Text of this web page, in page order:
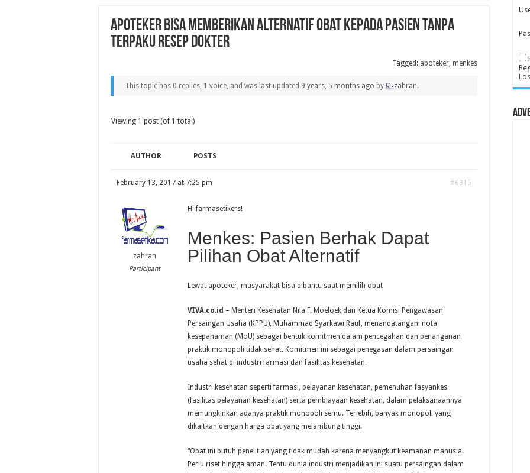
Apoteker Bisa Memberikan Alternatif Obat Kepada Pasien Tanpa
Terpaku Resep Dokter
Tagged: apoteker, menkes
This topic has 0 replies, 1 voice, and was last updated 9 years, 5 months ago by zahran.
Viewing 1 post (of 1 total)
AUTHOR POSTS
February 13, 2017 at 7:25 pm #6315
zahran
Participant
Hi farmasetikers!
Menkes: Pasien Berhak Dapat
Pilihan Obat Alternatif
Lewat apoteker, masyarakat bisa dibantu saat memilih obat
VIVA.co.id – Menteri Kesehatan Nila F. Moeloek dan Ketua Komisi Pengawasan
Persaingan Usaha (KPPU), Muhammad Syarkawi Rauf, menandatangani nota
kesepahaman (MoU) sebagai bentuk komitmen dalam pencegahan dan penanganan
praktik monopoli tidak sehat. Komitmen ini sebagai penegasan dalam persaingan
usaha sehat di industri farmasi dan fasilitas kesehatan.
Industri kesehatan seperti farmasi, pelayanan kesehatan, pemenuhan fasyankes
(fasilitas pelayanan kesehatan) serta pembiayaan kesehatan, dalam pelaksanaannya
memungkinkan adanya praktik monopoli semu. Terlebih, banyak monopoli yang
dikaitkan dengan harga obat yang melambung tinggi.
“Obat ini butuh penelitian yang tidak mudah karena menyangkut keamanan manusia.
Perlu riset hingga aman. Tentu dunia industri menjadikan ini suatu persaingan dalam